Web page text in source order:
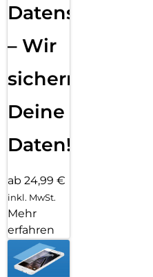
Datensicherung
– Wir
sichern
Deine
Daten!
ab 24,99 €
inkl. MwSt.
Mehr
erfahren